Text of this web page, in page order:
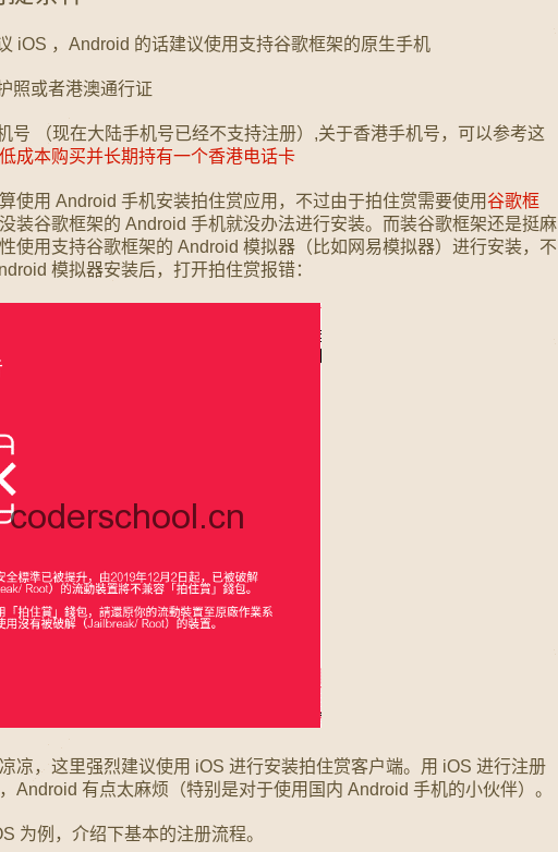
iOS ，Android 的话建议使用支持谷歌框架的原生手机
照或者港澳通行证
号 （现在大陆手机号已经不支持注册）,关于香港手机号，可以参考这
低成本购买并长期持有一个香港电话卡
使用 Android 手机安装拍住赏应用，不过由于拍住赏需要使用谷歌框
装谷歌框架的 Android 手机就没办法进行安装。而装谷歌框架还是挺麻
使用支持谷歌框架的 Android 模拟器（比如网易模拟器）进行安装，不
模拟器安装后，打开拍住赏报错：
凉，这里强烈建议使用 iOS 进行安装拍住赏客户端。用 iOS 进行注册
Android 有点太麻烦（特别是对于使用国内 Android 手机的小伙伴）。
为例，介绍下基本的注册流程。